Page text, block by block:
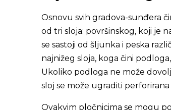
Osnovu svih gradova-sunđera
od tri sloja: površinskog, koji je
se sastoji od šljunka i peska
najnižeg sloja, koga čini
Ukoliko podloga ne može
sloj se može ugraditi perforirana
Ovakvim pločnicima se mogu